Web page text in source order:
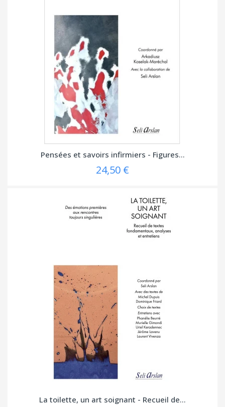
Pensées et savoirs infirmiers - Figures...
24,50 €
La toilette, un art soignant - Recueil de...